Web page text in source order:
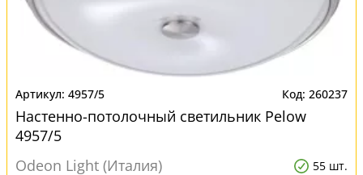
4957/5 260237
Настенно-потолочный светильник Pelow
4957/5
Odeon Light (Италия)
55 шт.